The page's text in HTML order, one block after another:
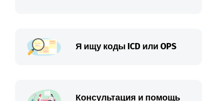
Я ищу коды ICD или OPS
Консультация и помощь